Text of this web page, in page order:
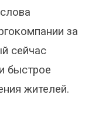
за
сейчас
быстрое
жителей.